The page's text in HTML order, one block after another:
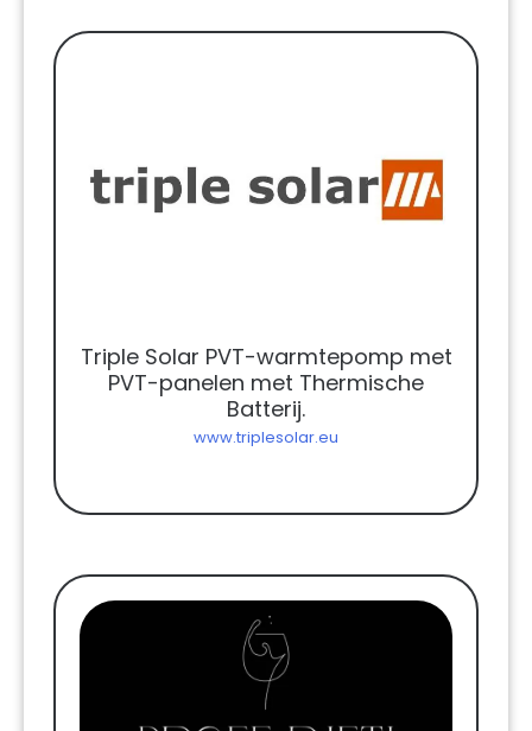
Triple Solar PVT-warmtepomp met
PVT-panelen met Thermische
Batterij.
www.triplesolar.eu